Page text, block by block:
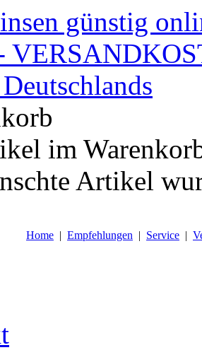
im
Artikel
Home | Empfehlungen | Service |